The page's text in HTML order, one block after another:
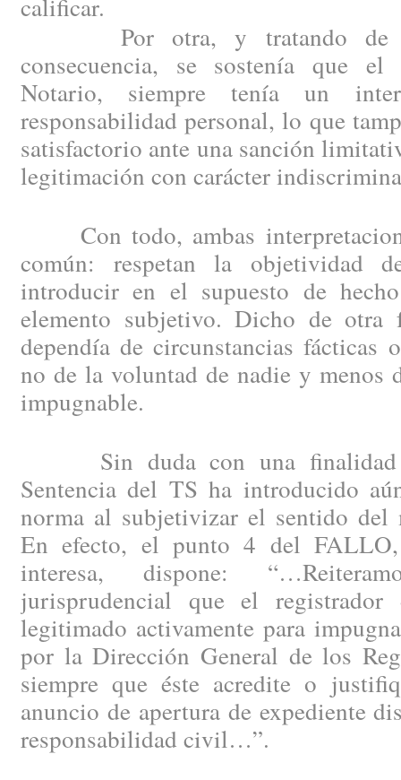
calificar.
Por otra, y tratando de
consecuencia, se sostenía que
Notario, siempre tenía un
responsabilidad personal, lo que
satisfactorio ante una sanción
legitimación con carácter
Con todo, ambas
común: respetan la objetividad
introducir en el supuesto de
elemento subjetivo. Dicho de otra
dependía de circunstancias fácticas
no de la voluntad de nadie y menos
impugnable.
Sin duda con una finalidad
Sentencia del TS ha introducido
norma al subjetivizar el sentido del
En efecto, el punto 4 del
interesa, dispone:
jurisprudencial que el
legitimado activamente para
por la Dirección General de los
siempre que éste acredite o
anuncio de apertura de expediente
responsabilidad civil…”.